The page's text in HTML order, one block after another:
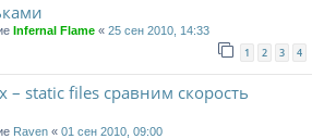
Infernal Flame « 25 сен 2010, 14:33
1 2 3 4
– static files сравним скорость
Raven « 01 сен 2010, 09:00